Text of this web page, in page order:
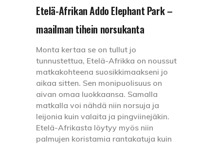
Etelä-Afrikan Addo Elephant Park –
maailman tihein norsukanta
Monta kertaa se on tullut jo
tunnustettua, Etelä-Afrikka on noussut
matkakohteena suosikkimaakseni jo
aikaa sitten. Sen monipuolisuus on
aivan omaa luokkaansa. Samalla
matkalla voi nähdä niin norsuja ja
leijonia kuin valaita ja pingviinejäkin.
Etelä-Afrikasta löytyy myös niin
palmujen koristamia rantakatuja kuin